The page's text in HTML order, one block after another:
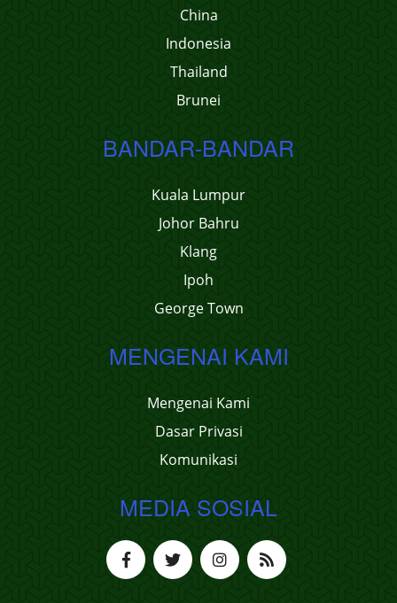
China
Indonesia
Thailand
Brunei
BANDAR-BANDAR
Kuala Lumpur
Johor Bahru
Klang
Ipoh
George Town
MENGENAI KAMI
Mengenai Kami
Dasar Privasi
Komunikasi
MEDIA SOSIAL